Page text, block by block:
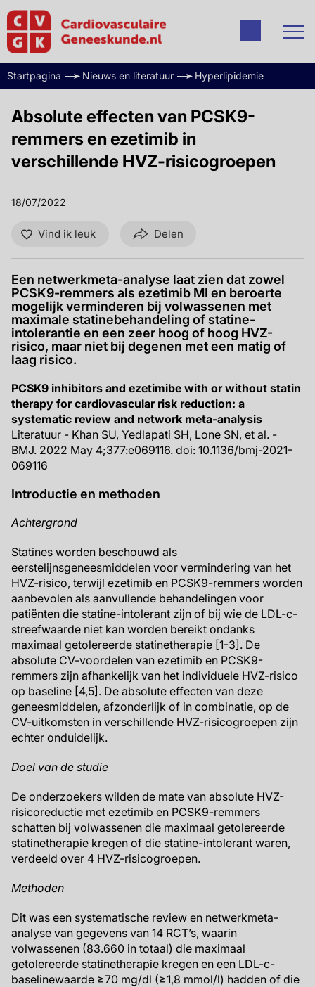
Startpagina Nieuws en literatuur Hyperlipidemie
Absolute effecten van PCSK9-
remmers en ezetimib in
verschillende HVZ-risicogroepen
18/07/2022
Vind ik leuk Delen
Een netwerkmeta-analyse laat zien dat zowel
PCSK9-remmers als ezetimib MI en beroerte
mogelijk verminderen bij volwassenen met
maximale statinebehandeling of statine-
intolerantie en een zeer hoog of hoog HVZ-
risico, maar niet bij degenen met een matig of
laag risico.
PCSK9 inhibitors and ezetimibe with or without statin
therapy for cardiovascular risk reduction: a
systematic review and network meta-analysis
Literatuur - Khan SU, Yedlapati SH, Lone SN, et al. -
BMJ. 2022 May 4;377:e069116. doi: 10.1136/bmj-2021-
069116
Introductie en methoden
Achtergrond
Statines worden beschouwd als
eerstelijnsgeneesmiddelen voor vermindering van het
HVZ-risico, terwijl ezetimib en PCSK9-remmers worden
aanbevolen als aanvullende behandelingen voor
patiënten die statine-intolerant zijn of bij wie de LDL-c-
streefwaarde niet kan worden bereikt ondanks
maximaal getolereerde statinetherapie [1-3]. De
absolute CV-voordelen van ezetimib en PCSK9-
remmers zijn afhankelijk van het individuele HVZ-risico
op baseline [4,5]. De absolute effecten van deze
geneesmiddelen, afzonderlijk of in combinatie, op de
CV-uitkomsten in verschillende HVZ-risicogroepen zijn
echter onduidelijk.
Doel van de studie
De onderzoekers wilden de mate van absolute HVZ-
risicoreductie met ezetimib en PCSK9-remmers
schatten bij volwassenen die maximaal getolereerde
statinetherapie kregen of die statine-intolerant waren,
verdeeld over 4 HVZ-risicogroepen.
Methoden
Dit was een systematische review en netwerkmeta-
analyse van gegevens van 14 RCT’s, waarin
volwassenen (83.660 in totaal) die maximaal
getolereerde statinetherapie kregen en een LDL-c-
baselinewaarde ≥70 mg/dl (≥1,8 mmol/l) hadden of die